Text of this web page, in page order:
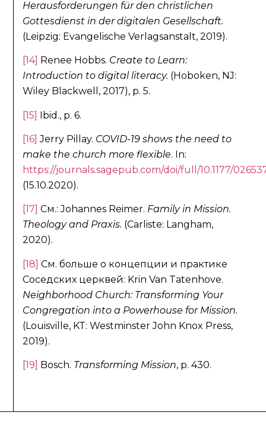
Herausforderungen für den christlichen
Gottesdienst in der digitalen Gesellschaft.
(Leipzig: Evangelische Verlagsanstalt, 2019).
[14] Renee Hobbs. Create to Learn:
Introduction to digital literacy. (Hoboken, NJ:
Wiley Blackwell, 2017), p. 5.
[15] Ibid., p. 6.
[16] Jerry Pillay. COVID-19 shows the need to
make the church more flexible. In:
https://journals.sagepub.com/doi/full/10.1177/
(15.10.2020).
[17] См.: Johannes Reimer. Family in Mission.
Theology and Praxis. (Carliste: Langham,
2020).
[18] См. больше о концепции и практике
Соседских церквей: Krin Van Tatenhove.
Neighborhood Church: Transforming Your
Congregation into a Powerhouse for Mission.
(Louisville, KT: Westminster John Knox Press,
2019).
[19] Bosch. Transforming Mission, p. 430.